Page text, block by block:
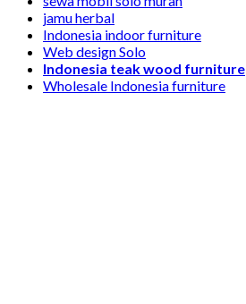
jamu herbal
Indonesia indoor furniture
Web design Solo
Indonesia teak wood furniture
Wholesale Indonesia furniture